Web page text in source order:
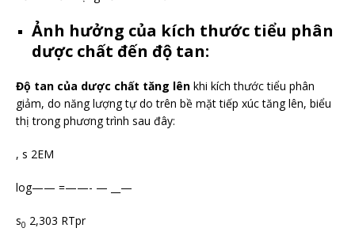
Ảnh hưởng của kích thước tiểu phân
dược chất đến độ tan:
Độ tan của dược chất tăng lên khi kích thước tiểu phân
giảm, do năng lượng tự do trên bề mặt tiếp xúc tăng lên, biểu
thị trong phương trình sau đây:
, s 2EM
log—— =——- — __—
s0 2,303 RTpr